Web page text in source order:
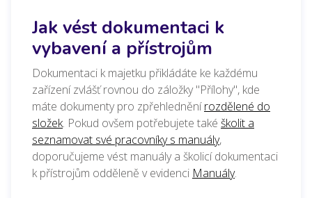
Jak vést dokumentaci k
vybavení a přístrojům
Dokumentaci k majetku přikládáte ke každému
zařízení zvlášť rovnou do záložky "Přílohy", kde
máte dokumenty pro zpřehledněnírozdělené do
složek. Pokud ovšem potřebujete také školit a
seznamovat své pracovníky s manuály,
doporučujeme vést manuály a školicí dokumentaci
k přístrojům odděleně v evidenci Manuály.